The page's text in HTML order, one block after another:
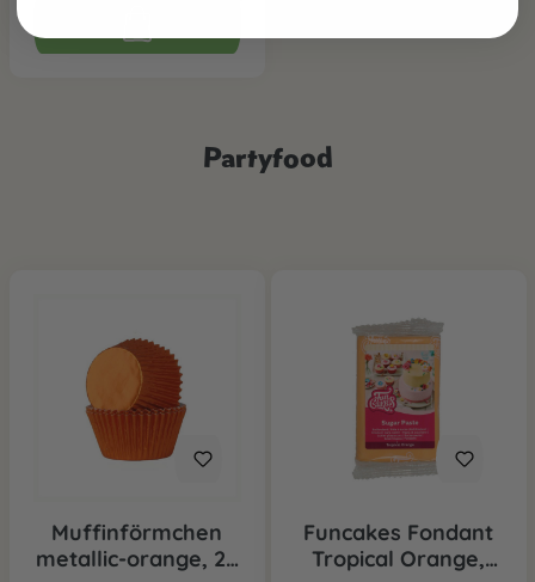
Partyfood
Muffinförmchen
metallic-orange, 24
Funcakes Fondant
Tropical Orange,